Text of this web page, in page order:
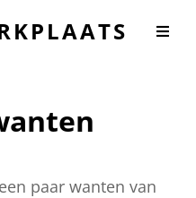
paar wanten van